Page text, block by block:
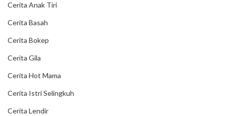
Cerita Anak Tiri
Cerita Basah
Cerita Bokep
Cerita Gila
Cerita Hot Mama
Cerita Istri Selingkuh
Cerita Lendir